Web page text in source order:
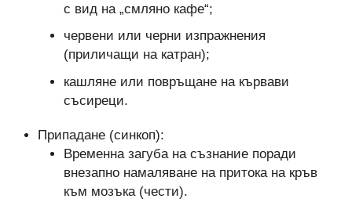
с вид на „смляно кафе“;
червени или черни изпражнения
(приличащи на катран);
кашляне или повръщане на кървави
съсиреци.
Припадане (синкоп):
Временна загуба на съзнание поради
внезапно намаляване на притока на кръв
към мозъка (чести).